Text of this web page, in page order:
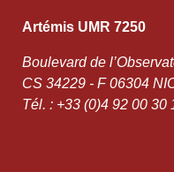
Artémis UMR 7250
Boulevard de
CS 34229 - F 06304
Tél. : +33 (0)4 92 00 30